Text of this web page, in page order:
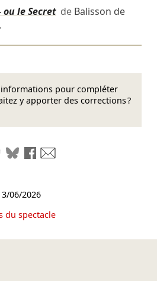
le Secretde Balisson de
informations pour compléter
y apporter des corrections ?
le liensur LinkedIn
Partager sur Mastodon
Partager sur Bluesky
Partager sur Facebook
3/06/2026
du spectacle